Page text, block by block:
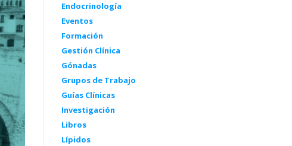
Endocrinología
Eventos
Formación
Gestión Clínica
Gónadas
Grupos de Trabajo
Guías Clínicas
Investigación
Libros
Lípidos